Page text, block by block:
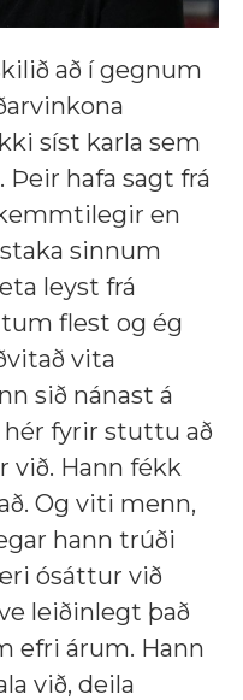
að í gegnum
síst karla sem
Þeir hafa sagt frá
en
sinnum
leyst frá
flest og ég
vita
sið nánast á
hér fyrir stuttu að
við. Hann fékk
Og viti menn,
hann trúði
ósáttur við
leiðinlegt það
efri árum. Hann
við, deila